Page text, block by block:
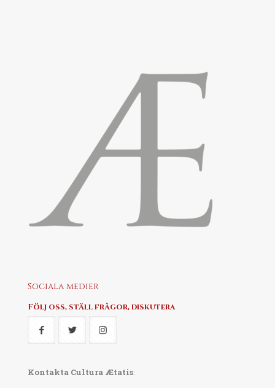
Sociala medier
Följ oss, ställ frågor, diskutera
Kontakta Cultura Ætatis: